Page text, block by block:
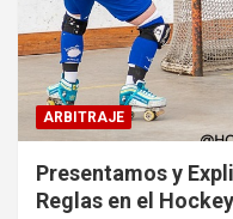
ARBITRAJE
Presentamos y
Reglas en el Hockey